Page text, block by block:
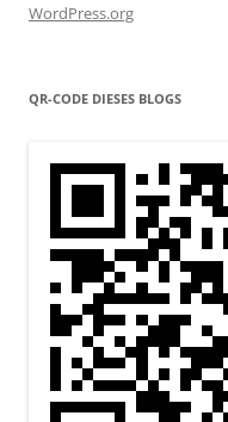
WordPress.org
QR-CODE DIESES BLOGS